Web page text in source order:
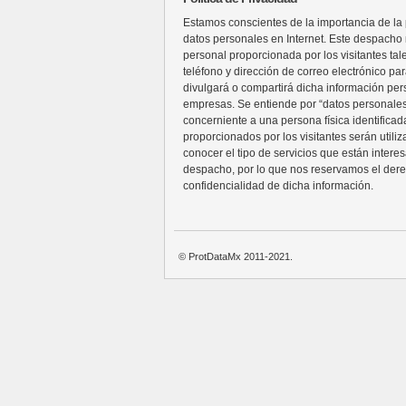
Estamos conscientes de la importancia de
datos personales en Internet. Este
personal proporcionada por los visitantes
teléfono y dirección de correo electrónico
divulgará o compartirá dicha información
empresas. Se entiende por “datos
concerniente a una persona física
proporcionados por los visitantes serán
conocer el tipo de servicios que están
despacho, por lo que nos reservamos el
confidencialidad de dicha información.
© ProtDataMx 2011-2021.